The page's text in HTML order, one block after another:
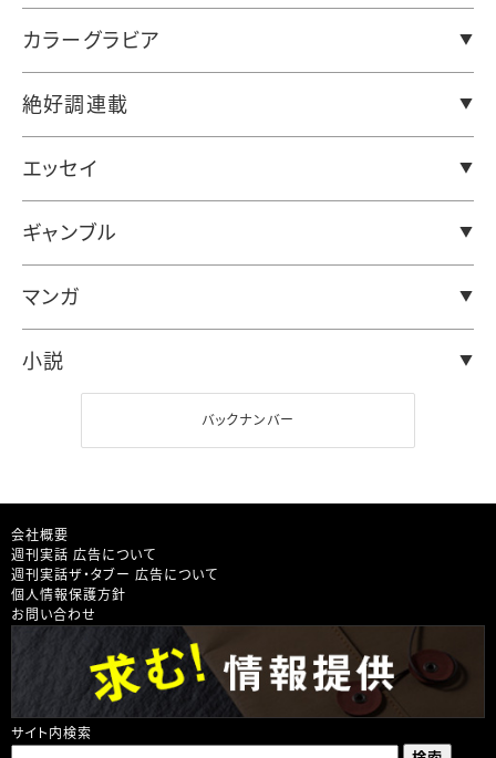
カラーグラビア
絶好調連載
エッセイ
ギャンブル
マンガ
小説
バックナンバー
会社概要
週刊実話 広告について
週刊実話ザ・タブー 広告について
個人情報保護方針
お問い合わせ
サイト内検索